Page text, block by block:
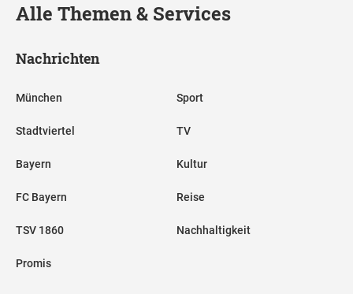
Alle Themen & Services
Nachrichten
München
Stadtviertel
Bayern
FC Bayern
TSV 1860
Promis
Sport
TV
Kultur
Reise
Nachhaltigkeit